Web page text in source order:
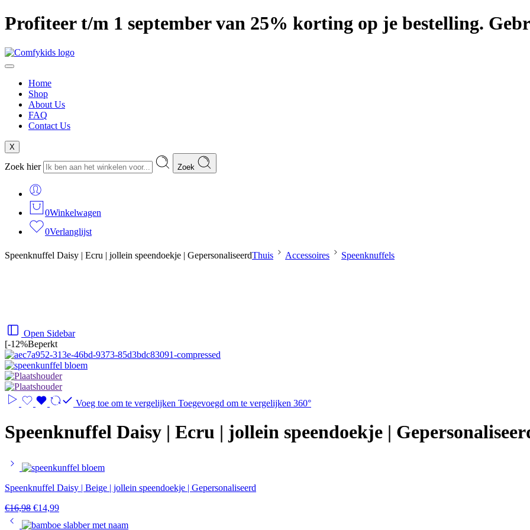
Profiteer t/m 1 september van 25% korting op je bestelling.
Home
Shop
About Us
FAQ
Contact Us
X
Zoek hier Zoek
0Winkelwagen
0Verlanglijst
Speenknuffel Daisy | Ecru | jollein speendoekje | GepersonaliseerdThuis Accessoires Speenknuffels
Open Sidebar
[-12%Beperkt
Voeg toe om te vergelijken Toegevoegd om te vergelijken 360°
Speenknuffel Daisy | Ecru | jollein speendoekje |
Speenknuffel Daisy | Beige | jollein speendoekje | Gepersonaliseerd
€16,98 Oorspronkelijke
€14,99Huidige